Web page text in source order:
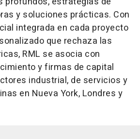
y soluciones prácticas. Con
integrada en cada proyecto
que rechaza las
RML se asocia con
y firmas de capital
industrial, de servicios y
en Nueva York, Londres y